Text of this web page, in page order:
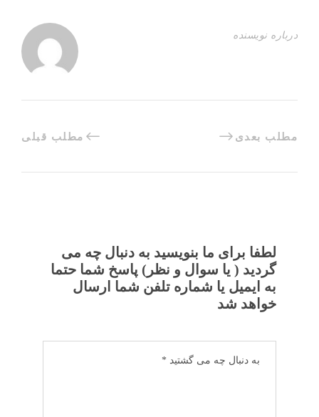
درباره نویسنده
مطلب قبلی مطلب بعدی
لطفا برای ما بنویسید به دنبال چه می
گردید ( یا سوال و نظر) پاسخ شما حتما
به ایمیل یا شماره تلفن شما ارسال
خواهد شد